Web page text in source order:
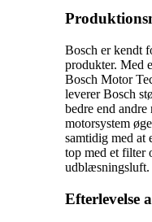
Bosch er kendt
produkter. Med
Bosch Motor
leverer Bosch
bedre end
motorsystem
samtidig med at
top med et filter
udblæsningsluft.
Efterlevelse